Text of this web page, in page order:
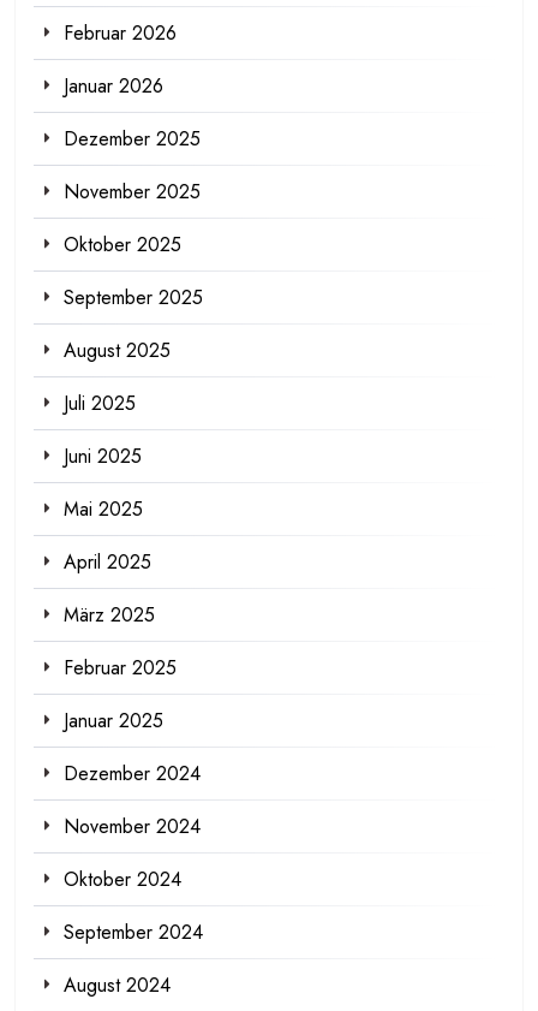
Februar 2026
Januar 2026
Dezember 2025
November 2025
Oktober 2025
September 2025
August 2025
Juli 2025
Juni 2025
Mai 2025
April 2025
März 2025
Februar 2025
Januar 2025
Dezember 2024
November 2024
Oktober 2024
September 2024
August 2024